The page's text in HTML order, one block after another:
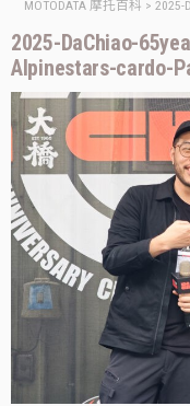
MOTODATA 摩托百科 > 2025-
2025-DaChiao-
Alpinestars-cardo-